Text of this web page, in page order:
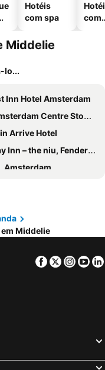
Hotéis
com spa
com
Middelie
lo...
Inn Hotel Amsterdam
Centre Stopera
Arrive Hotel
– the niu, Fender Amsterdam
Amsterdam
Amsterdam Landmark
by Hilton Amsterdam - NDSM Wharf
by Hilton Amsterdam Centraal Station
City Centre Hotel
Middelie
Facebook
Twitter